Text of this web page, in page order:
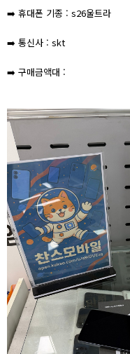
➡️ 휴대폰 기종 : s26울트라
➡️ 통신사 : skt
➡️ 구매금액대 :